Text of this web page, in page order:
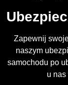
Zapewnij
naszym
samochodu po
u nas